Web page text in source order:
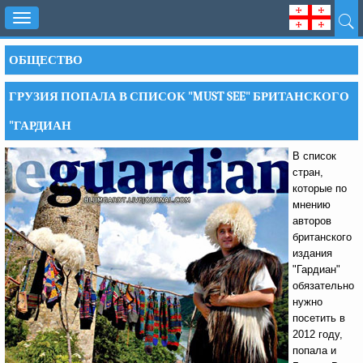
Toggle
navigation
ОБЩЕСТВО
ГРУЗИЯ ПОПАЛА В СПИСОК "MUST SEE" БРИТАНСКОГО
"ГАРДИАН
В список
стран,
которые по
мнению
авторов
британского
издания
"Гардиан"
обязательно
нужно
посетить в
2012 году,
попала и